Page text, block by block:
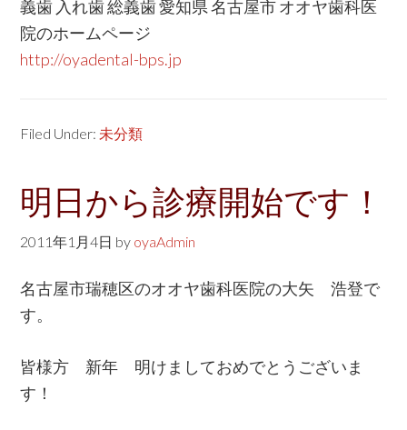
義歯 入れ歯 総義歯 愛知県 名古屋市 オオヤ歯科医
院のホームページ
http://oyadental-bps.jp
Filed Under: 未分類
明日から診療開始です！
2011年1月4日 by oyaAdmin
名古屋市瑞穂区のオオヤ歯科医院の大矢 浩登で
す。
皆様方 新年 明けましておめでとうございま
す！